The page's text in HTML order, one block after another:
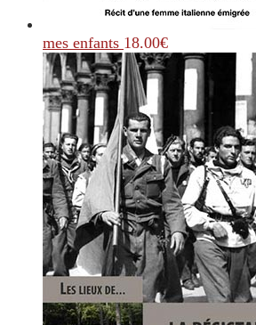
mes enfants 18.00€